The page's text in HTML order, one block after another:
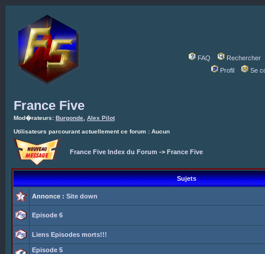
FAQ
Rechercher
Profil
Se
France Five
Mod�rateurs: Burgonde Alex Pilot
Utilisateurs parcourant actuellement ce forum : Aucun
France Five Index du Forum -> France Five
Sujets
Annonce : Site down
Episode 6
Liens Episodes morts!!!
Episode 5